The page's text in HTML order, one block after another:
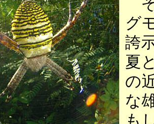
グ
誇
夏
の
な
も